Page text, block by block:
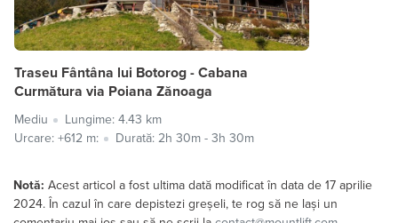
Traseu Fântâna lui Botorog - Cabana
Curmătura via Poiana Zănoaga
Mediu
Lungime: 4.43 km
Urcare: +612 m:
Durată: 2h 30m - 3h 30m
Notă: Acest articol a fost ultima dată modificat în data de 17 aprilie
2024. În cazul în care depistezi greșeli, te rog să ne lași un